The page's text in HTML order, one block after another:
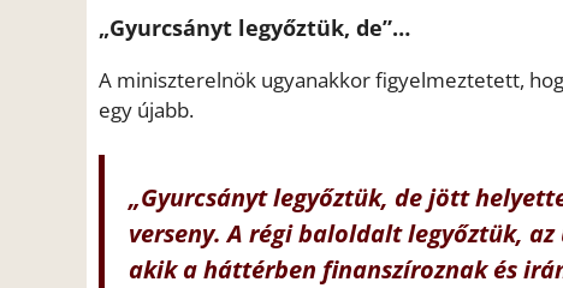
„Gyurcsányt legyőztük, de”…
A miniszterelnök ugyanakkor figyelmeztetett,
egy újabb.
„Gyurcsányt legyőztük, de jött
verseny. A régi baloldalt legyőztük,
akik a háttérben finanszíroznak és